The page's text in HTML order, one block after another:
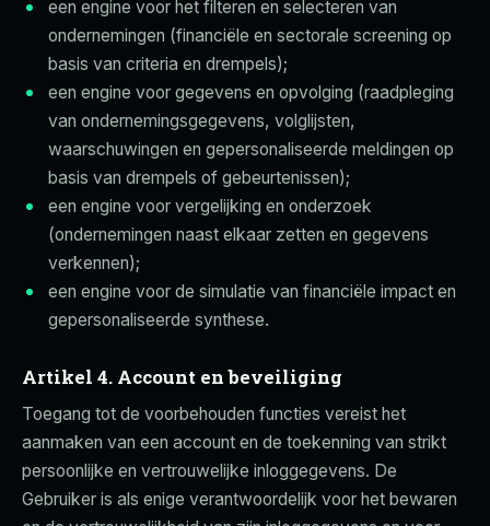
een engine voor het filteren en selecteren van
ondernemingen (financiële en sectorale screening op
basis van criteria en drempels);
een engine voor gegevens en opvolging (raadpleging
van ondernemingsgegevens, volglijsten,
waarschuwingen en gepersonaliseerde meldingen op
basis van drempels of gebeurtenissen);
een engine voor vergelijking en onderzoek
(ondernemingen naast elkaar zetten en gegevens
verkennen);
een engine voor de simulatie van financiële impact en
gepersonaliseerde synthese.
Artikel 4. Account en beveiliging
Toegang tot de voorbehouden functies vereist het
aanmaken van een account en de toekenning van strikt
persoonlijke en vertrouwelijke inloggegevens. De
Gebruiker is als enige verantwoordelijk voor het bewaren